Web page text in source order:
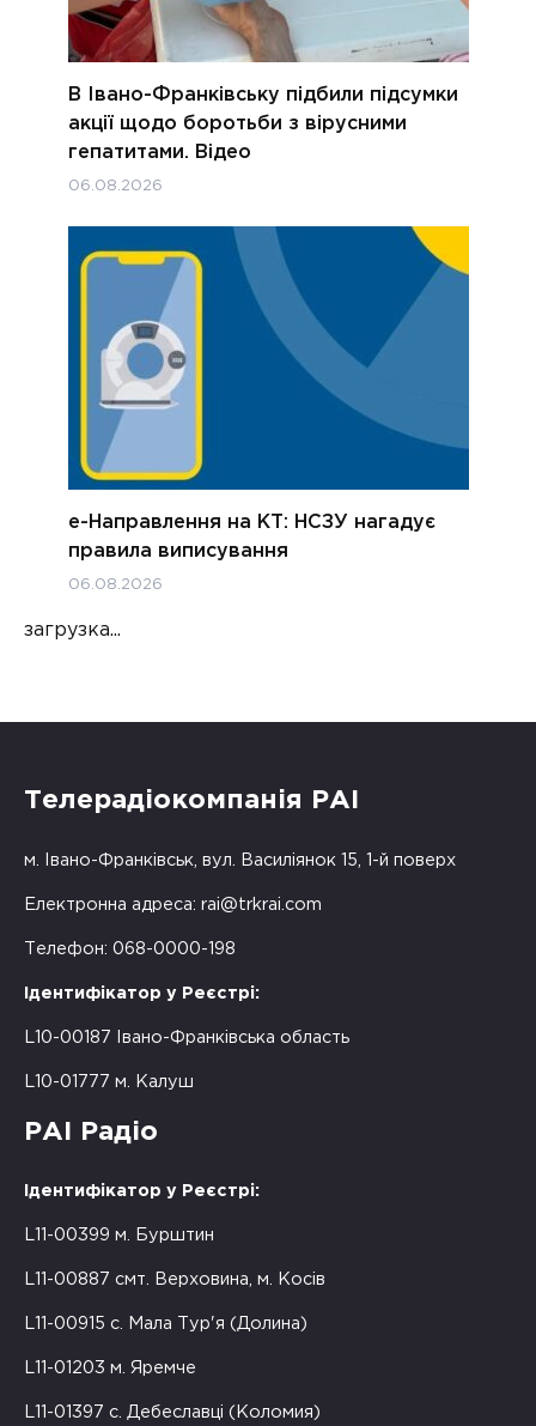
В Івано-Франківську підбили підсумки
акції щодо боротьби з вірусними
гепатитами. Відео
06.08.2026
е-Направлення на КТ: НСЗУ нагадує
правила виписування
06.08.2026
загрузка...
Телерадіокомпанія РАІ
м. Івано-Франківськ, вул. Василіянок 15, 1-й поверх
Електронна адреса: rai@trkrai.com
Телефон: 068-0000-198
Ідентифікатор у Реєстрі:
L10-00187 Івано-Франківська область
L10-01777 м. Калуш
РАІ Радіо
Ідентифікатор у Реєстрі:
L11-00399 м. Бурштин
L11-00887 смт. Верховина, м. Косів
L11-00915 с. Мала Тур'я (Долина)
L11-01203 м. Яремче
L11-01397 с. Дебеславці (Коломия)